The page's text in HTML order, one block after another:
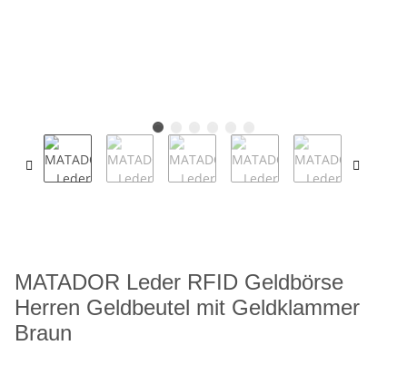
MATADOR Leder RFID Geldbörse
Herren Geldbeutel mit Geldklammer
Braun